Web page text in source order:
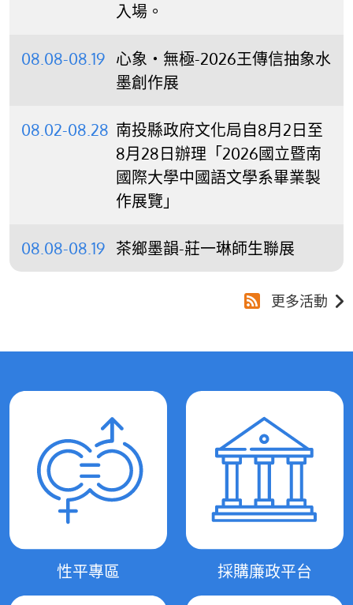
入場。
08.08-08.19 心象‧無極-2026王傳信抽象水
墨創作展
08.02-08.28 南投縣政府文化局自8月2日至
8月28日辦理「2026國立暨南
國際大學中國語文學系畢業製
作展覽」
08.08-08.19 茶鄉墨韻-莊一琳師生聯展
更多活動
性平專區 採購廉政平台